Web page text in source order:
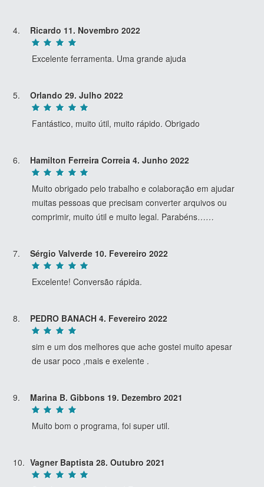
Ricardo 11. Novembro 2022
Excelente ferramenta. Uma grande ajuda
Orlando 29. Julho 2022
Fantástico, muito útil, muito rápido. Obrigado
Hamilton Ferreira Correia 4. Junho 2022
Muito obrigado pelo trabalho e colaboração em ajudar
muitas pessoas que precisam converter arquivos ou
comprimir, muito útil e muito legal. Parabéns……
Sérgio Valverde 10. Fevereiro 2022
Excelente! Conversão rápida.
PEDRO BANACH 4. Fevereiro 2022
sim e um dos melhores que ache gostei muito apesar
de usar poco ,mais e exelente .
Marina B. Gibbons 19. Dezembro 2021
Muito bom o programa, foi super util.
Vagner Baptista 28. Outubro 2021